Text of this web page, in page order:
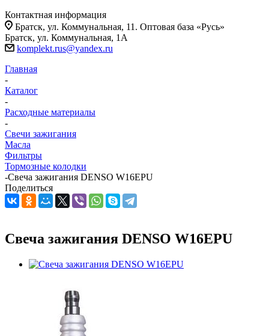
Контактная информация
Братск, ул. Коммунальная, 11. Оптовая база «Русь»
Братск, ул. Коммунальная, 1А
komplekt.rus@yandex.ru
Главная
-
Каталог
-
Расходные материалы
-
Свечи зажигания
Масла
Фильтры
Тормозные колодки
-Свеча зажигания DENSO W16EPU
Поделиться
Свеча зажигания DENSO W16EPU